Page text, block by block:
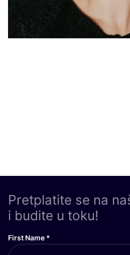
Pretplatite se na
i budite u toku!
First Name *